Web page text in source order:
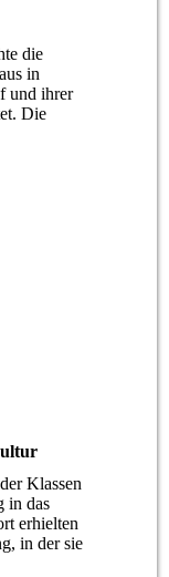
die
in
und ihrer
Die
Klassen
in das
erhielten
in der sie